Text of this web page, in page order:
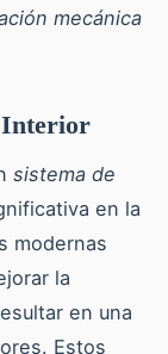
mecánica
Interior
sistema de
en la
modernas
la
en una
Estos